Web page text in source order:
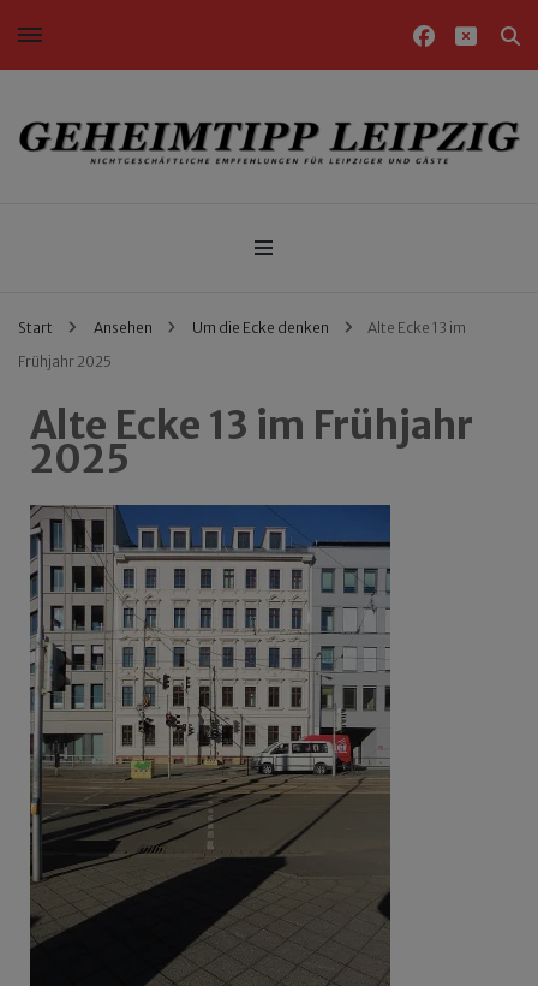
Nichtgeschäftliche Empfehlungen für Leipziger und Gäste
Start Ansehen Um die Ecke denken
Alte Ecke 13 im
Frühjahr 2025
Alte Ecke 13 im Frühjahr
2025